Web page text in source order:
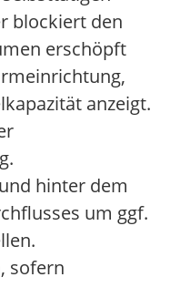
blockiert den
erschöpft
anzeigt.
hinter dem
um ggf.
sofern